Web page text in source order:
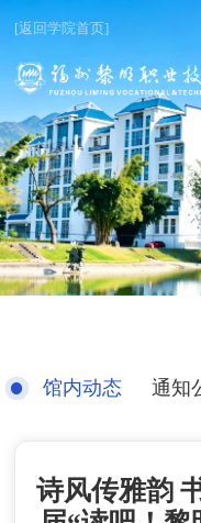
[返回学院首页]
馆内动态 通知
诗风传雅韵